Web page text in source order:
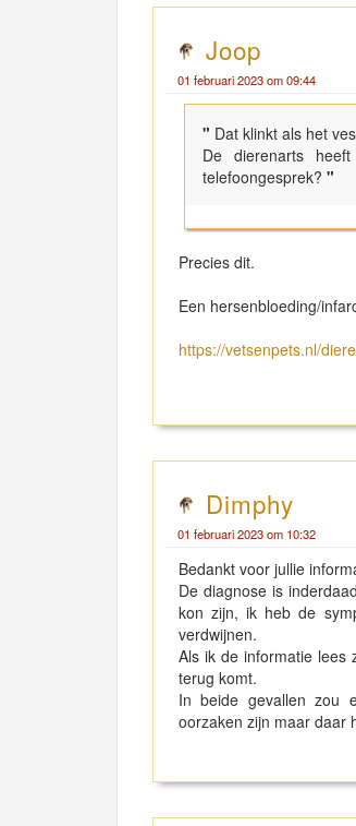
Joop
01 februari 2023 om 09:44
" Dat klinkt als het
De dierenarts
telefoongesprek? "
Precies dit.
Een hersenbloeding/
https://vetsenpets.nl/
Dimphy
01 februari 2023 om 10:32
Bedankt voor jullie
De diagnose is
kon zijn, ik heb de
verdwijnen.
Als ik de informatie lees
terug komt.
In beide gevallen zou
oorzaken zijn maar daar